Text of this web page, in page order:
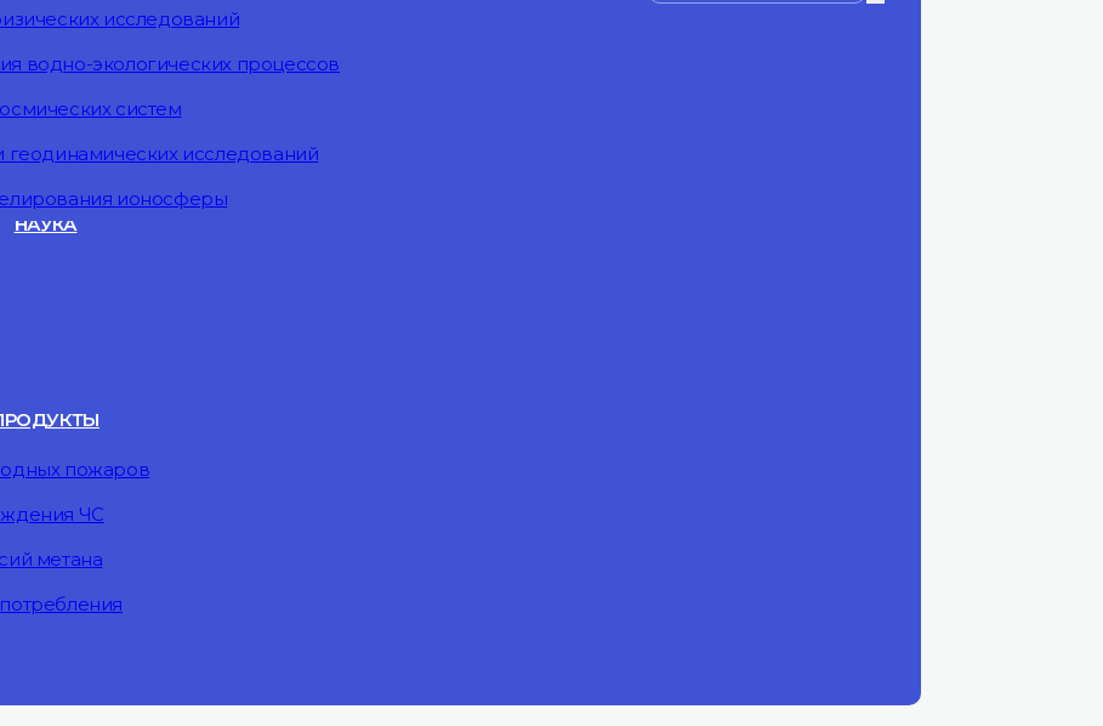
исследований
водно-экологических процессов
систем
геодинамических исследований
ионосферы
НАУКА
пожаров
ЧС
метана